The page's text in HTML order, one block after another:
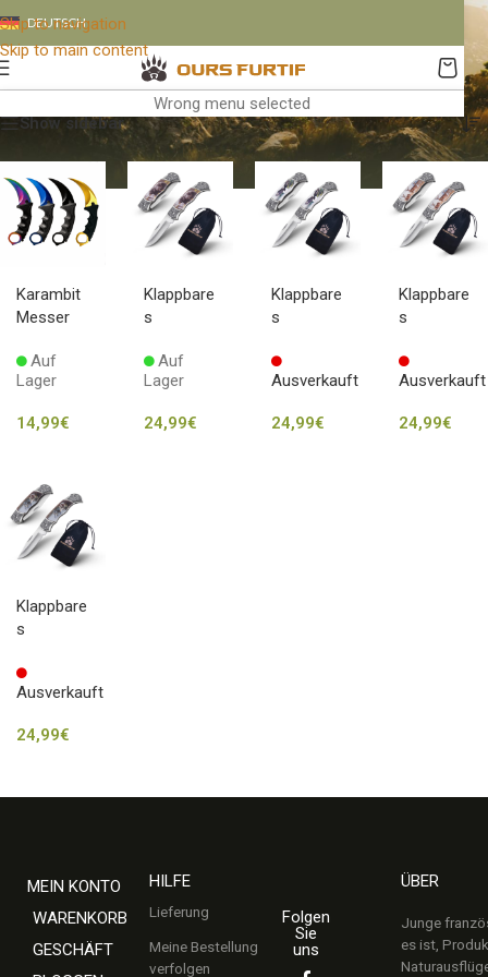
Skip to navigation
Skip to main content
DEUTSCH
Wrong menu selected
Boutique
Alle 5 Ergebnisse werden angezeigt
Show sidebar
Karambit
Messer
Auf
Lager
14,99€
Klappbare
s
messer –
Bär
Auf
Lager
24,99€
Klappbare
s
messer –
Aigle
Ausverkauft
24,99€
Klappbare
s
messer –
Hirsch
Ausverkauft
24,99€
Klappbare
s
messer –
Wolf
Ausverkauft
24,99€
MEIN KONTO
WARENKORB
GESCHÄFT
HILFE
Lieferung
Meine Bestellung
verfolgen
Folgen
Sie
uns
ÜBER
Junge
es ist,